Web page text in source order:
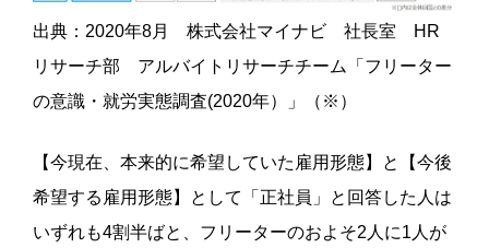
出典：2020年8月 株式会社マイナビ 社長室 HR
リサーチ部 アルバイトリサーチチーム「フリーター
の意識・就労実態調査(2020年）」（※）
【今現在、本来的に希望していた雇用形態】と【今後
希望する雇用形態】として「正社員」と回答した人は
いずれも4割半ばと、フリーターのおよそ2人に1人が